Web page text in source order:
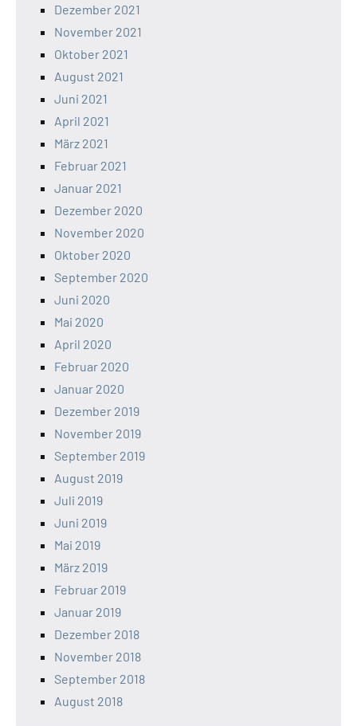
Dezember 2021
November 2021
Oktober 2021
August 2021
Juni 2021
April 2021
März 2021
Februar 2021
Januar 2021
Dezember 2020
November 2020
Oktober 2020
September 2020
Juni 2020
Mai 2020
April 2020
Februar 2020
Januar 2020
Dezember 2019
November 2019
September 2019
August 2019
Juli 2019
Juni 2019
Mai 2019
März 2019
Februar 2019
Januar 2019
Dezember 2018
November 2018
September 2018
August 2018